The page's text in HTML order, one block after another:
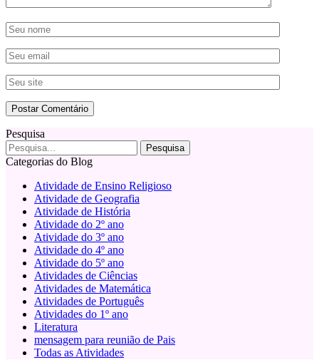
Pesquisa
Categorias do Blog
Atividade de Ensino Religioso
Atividade de Geografia
Atividade de História
Atividade do 2º ano
Atividade do 3º ano
Atividade do 4º ano
Atividade do 5º ano
Atividades de Ciências
Atividades de Matemática
Atividades de Português
Atividades do 1º ano
Literatura
mensagem para reunião de Pais
Todas as Atividades